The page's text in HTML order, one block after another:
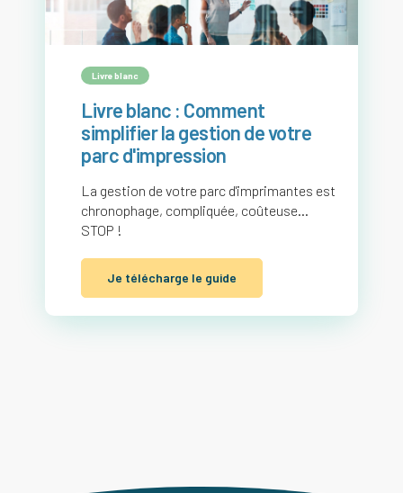
Livre blanc
Livre blanc : Comment
simplifier la gestion de votre
parc d'impression
La gestion de votre parc d'imprimantes est
chronophage, compliquée, coûteuse...
STOP !
Je télécharge le guide